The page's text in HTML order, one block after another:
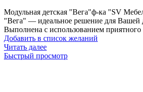
Модульная детская "Вега"ф-ка "SV
"Вега" — идеальное решение для Вашей
Выполнена с использованием приятного
Добавить в список желаний
Читать далее
Быстрый просмотр